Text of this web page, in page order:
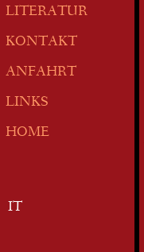
LITERATUR
KONTAKT
ANFAHRT
LINKS
HOME
IT